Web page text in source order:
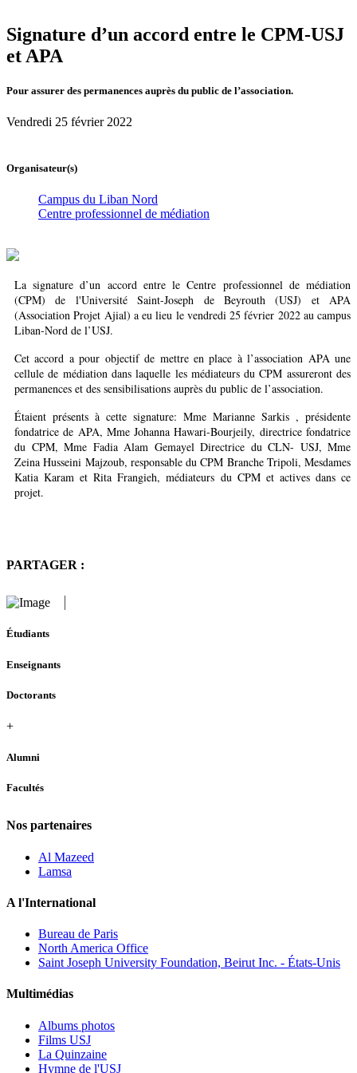
Signature d’un accord entre le CPM-USJ
et APA
Pour assurer des permanences auprès du public de l’association.
Vendredi 25 février 2022
Organisateur(s)
Campus du Liban Nord
Centre professionnel de médiation
La signature d’un accord entre le Centre professionnel de médiation
(CPM) de l'Université Saint-Joseph de Beyrouth (USJ) et APA
(Association Projet Ajial) a eu lieu le vendredi 25 février 2022 au campus
Liban-Nord de l’USJ.
Cet accord a pour objectif de mettre en place à l’association APA une
cellule de médiation dans laquelle les médiateurs du CPM assureront des
permanences et des sensibilisations auprès du public de l’association.
Étaient présents à cette signature: Mme Marianne Sarkis , présidente
fondatrice de APA, Mme Johanna Hawari-Bourjeily, directrice fondatrice
du CPM, Mme Fadia Alam Gemayel Directrice du CLN- USJ, Mme
Zeina Husseini Majzoub, responsable du CPM Branche Tripoli, Mesdames
Katia Karam et Rita Frangieh, médiateurs du CPM et actives dans ce
projet.
PARTAGER :
Étudiants
Enseignants
Doctorants
+
Alumni
Facultés
Nos partenaires
Al Mazeed
Lamsa
A l'International
Bureau de Paris
North America Office
Saint Joseph University Foundation, Beirut Inc. - États-Unis
Multimédias
Albums photos
Films USJ
La Quinzaine
Hymne de l'USJ